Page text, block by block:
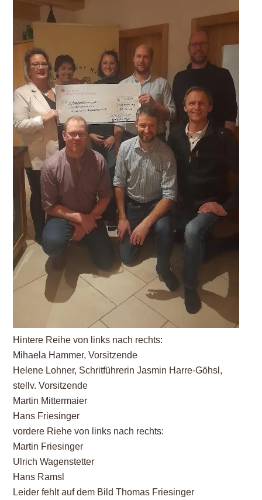
Hintere Reihe von links nach rechts:
Mihaela Hammer, Vorsitzende
Helene Lohner, Schritführerin Jasmin Harre-Göhsl,
stellv. Vorsitzende
Martin Mittermaier
Hans Friesinger
vordere Riehe von links nach rechts:
Martin Friesinger
Ulrich Wagenstetter
Hans Ramsl
Leider fehlt auf dem Bild Thomas Friesinger